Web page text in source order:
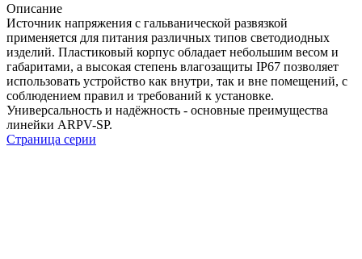
Описание
Источник напряжения с гальванической развязкой
применяется для питания различных типов светодиодных
изделий. Пластиковый корпус обладает небольшим весом и
габаритами, а высокая степень влагозащиты IP67 позволяет
использовать устройство как внутри, так и вне помещений, с
соблюдением правил и требований к установке.
Универсальность и надёжность - основные преимущества
линейки ARPV-SP.
Страница серии